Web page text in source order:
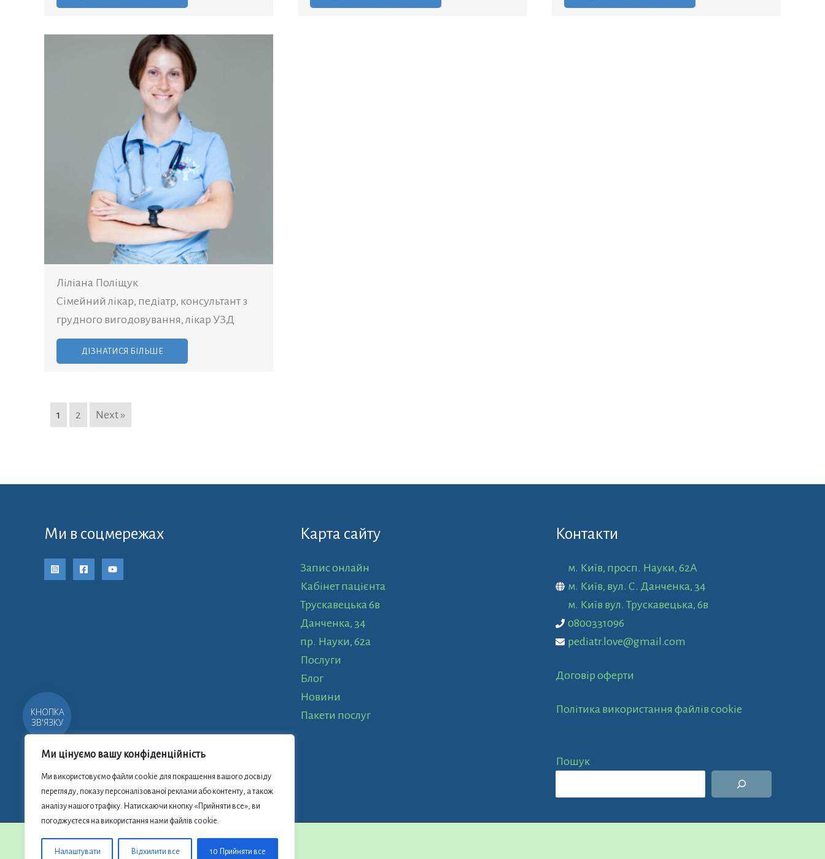
Ми цінуємо вашу конфіденційність
Ми використовуємо файли cookie для покращення вашого досвіду
перегляду, показу персоналізованої реклами або контенту, а також
аналізу нашого трафіку. Натискаючи кнопку «Прийняти все», ви
погоджуєтеся на використання нами файлів cookie.
Налаштувати Відхилити все 10 Прийняти все
Ліліана Поліщук
Сімейний лікар, педіатр, консультант з
грудного вигодовування, лікар УЗД
ДІЗНАТИСЯ БІЛЬШЕ
1 2 Next »
Ми в соцмережах Карта сайту
Запис онлайн
Кабінет пацієнта
Трускавецька 6в
Данченка, 34
пр. Науки, 62а
Послуги
Блог
Новини
Пакети послуг
Контакти
м. Київ, просп. Науки, 62А
м. Київ, вул. С. Данченка, 34
м. Київ вул. Трускавецька, 6в
0800331096
pediatr.love@gmail.com
Договір оферти
Політика використання файлів cookie
Пошук
Copyright © 2026
КНОПКА
ЗВ'ЯЗКУ